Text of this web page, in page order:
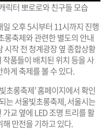
릭터 뽀로로와 친구들 모습
일 오후 5시부터 11시까지 진행
롱축제와 관련한 별도의 안내
시작 전 청계광장 옆 종합상황
품들이 배치된 위치 등을 사
게 축제를 볼 수 있다.
초롱축제’ 홈페이지에서 확인
는 서울빛초롱축제, 서울시는
교 옆에 LED 조명 트리를 활
만전을 기하고 있다.